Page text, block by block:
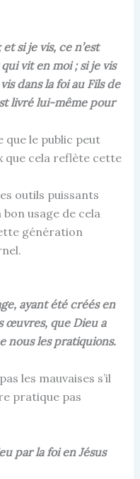
si je vis, ce n’est
vit en moi ; si je vis
dans la foi au Fils de
livré lui-même pour
que le public peut
que cela reflète cette
outils puissants
usage de cela
génération
ayant été créés en
œuvres, que Dieu a
nous les pratiquions.
les mauvaises s’il
pratique pas
par la foi en Jésus